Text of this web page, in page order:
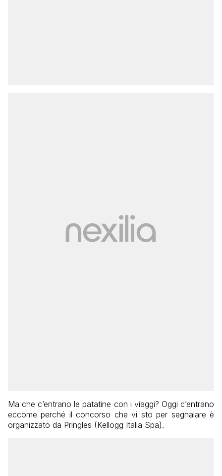
Ma che c’entrano le patatine con i viaggi? Oggi c’entrano
eccome perché il concorso che vi sto per segnalare è
organizzato da Pringles (Kellogg Italia Spa).